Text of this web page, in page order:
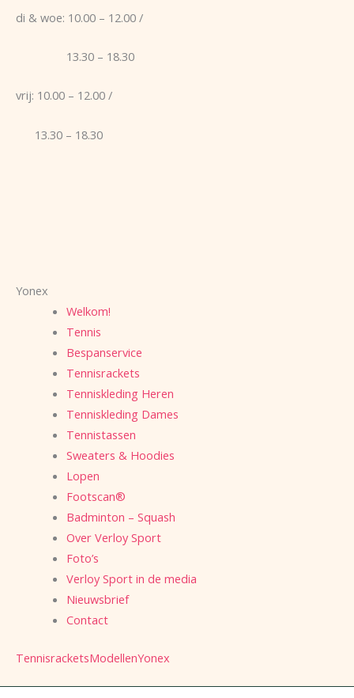
di & woe: 10.00 – 12.00 /
13.30 – 18.30
vrij: 10.00 – 12.00 /
13.30 – 18.30
Yonex
Welkom!
Tennis
Bespanservice
Tennisrackets
Tenniskleding Heren
Tenniskleding Dames
Tennistassen
Sweaters & Hoodies
Lopen
Footscan®
Badminton – Squash
Over Verloy Sport
Foto’s
Verloy Sport in de media
Nieuwsbrief
Contact
TennisracketsModellenYonex